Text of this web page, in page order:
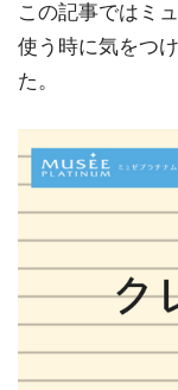
この記事ではミ
使う時に気をつ
た。